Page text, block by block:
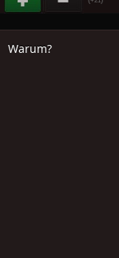
Warum?